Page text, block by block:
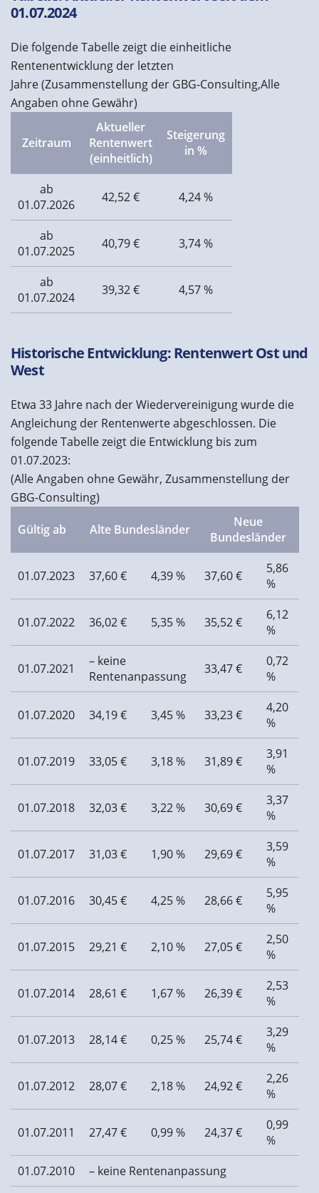
01.07.2024
Die folgende Tabelle zeigt die einheitliche
Rentenentwicklung der letzten
Jahre (Zusammenstellung der GBG-Consulting,Alle
Angaben ohne Gewähr)
Zeitraum
Aktueller
Rentenwert
(einheitlich)
Steigerung
in %
ab
01.07.2026
42,52 € 4,24 %
ab
01.07.2025
40,79 € 3,74 %
ab
01.07.2024
39,32 € 4,57 %
Historische Entwicklung: Rentenwert Ost und
West
Etwa 33 Jahre nach der Wiedervereinigung wurde die
Angleichung der Rentenwerte abgeschlossen. Die
folgende Tabelle zeigt die Entwicklung bis zum
01.07.2023:
(Alle Angaben ohne Gewähr, Zusammenstellung der
GBG-Consulting)
Gültig ab Alte Bundesländer
Neue
Bundesländer
01.07.2023 37,60 € 4,39 % 37,60 €
5,86
%
01.07.2022 36,02 € 5,35 % 35,52 €
6,12
%
01.07.2021
– keine
Rentenanpassung
33,47 €
0,72
%
01.07.2020 34,19 € 3,45 % 33,23 €
4,20
%
01.07.2019 33,05 € 3,18 % 31,89 €
3,91
%
01.07.2018 32,03 € 3,22 % 30,69 €
3,37
%
01.07.2017 31,03 € 1,90 % 29,69 €
3,59
%
01.07.2016 30,45 € 4,25 % 28,66 €
5,95
%
01.07.2015 29,21 € 2,10 % 27,05 €
2,50
%
01.07.2014 28,61 € 1,67 % 26,39 €
2,53
%
01.07.2013 28,14 € 0,25 % 25,74 €
3,29
%
01.07.2012 28,07 € 2,18 % 24,92 €
2,26
%
01.07.2011 27,47 € 0,99 % 24,37 €
0,99
%
01.07.2010
– keine Rentenanpassung